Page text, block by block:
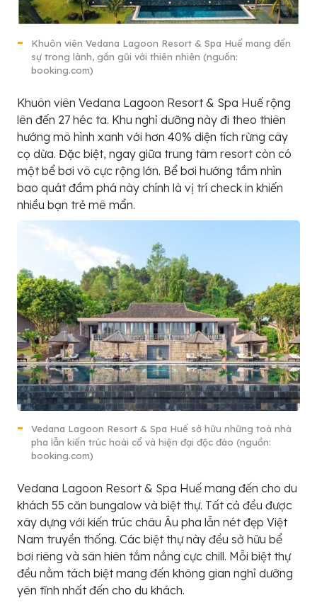
Khuôn viên Vedana Lagoon Resort & Spa Huế mang đến
sự trong lành, gần gũi với thiên nhiên (nguồn:
booking.com)
Khuôn viên Vedana Lagoon Resort & Spa Huế rộng
lên đến 27 héc ta. Khu nghỉ dưỡng này đi theo thiên
hướng mô hình xanh với hơn 40% diện tích rừng cây
cọ dừa. Đặc biệt, ngay giữa trung tâm resort còn có
một bể bơi vô cực rộng lớn. Bể bơi hướng tầm nhìn
bao quát đầm phá này chính là vị trí check in khiến
nhiều bạn trẻ mê mẩn.
Vedana Lagoon Resort & Spa Huế sở hữu những toà nhà
pha lẫn kiến trúc hoài cổ và hiện đại độc đáo (nguồn:
booking.com)
Vedana Lagoon Resort & Spa Huế mang đến cho du
khách 55 căn bungalow và biệt thự. Tất cả đều được
xây dựng với kiến trúc châu Âu pha lẫn nét đẹp Việt
Nam truyền thống. Các biệt thự này đều sở hữu bể
bơi riêng và sân hiên tắm nắng cực chill. Mỗi biệt thự
đều nằm tách biệt mang đến không gian nghỉ dưỡng
yên tĩnh nhất đến cho du khách.